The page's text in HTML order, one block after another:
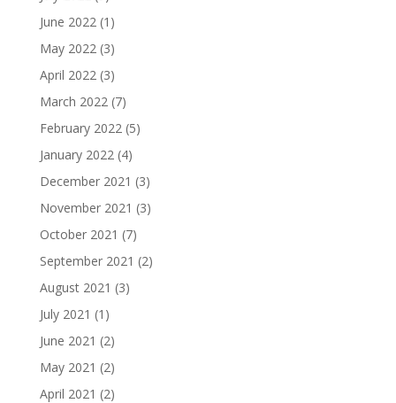
June 2022 (1)
May 2022 (3)
April 2022 (3)
March 2022 (7)
February 2022 (5)
January 2022 (4)
December 2021 (3)
November 2021 (3)
October 2021 (7)
September 2021 (2)
August 2021 (3)
July 2021 (1)
June 2021 (2)
May 2021 (2)
April 2021 (2)